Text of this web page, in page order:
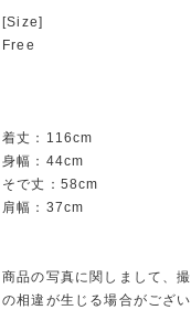
[Size]
Free
着丈：116cm
身幅：44cm
そで丈：58cm
肩幅：37cm
商品の写真に関しまして、
の相違が生じる場合がござい